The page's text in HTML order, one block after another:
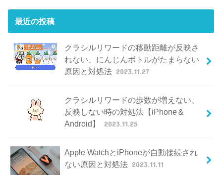
最近の投稿
クラシルリワードの移動距離が反映さ
れない、にんじんボトルがたまらない
原因と対処法 2023.11.27
クラシルリワードの歩数が増えない、
反映しない時の対処法【iPhone＆
Android】
2023.11.25
Apple WatchとiPhoneが自動接続され
ない原因と対処法 2023.11.11